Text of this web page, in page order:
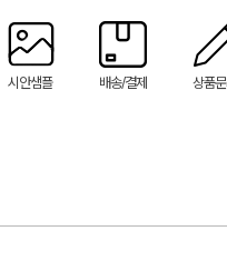
시안샘플 배송/결제 상품문